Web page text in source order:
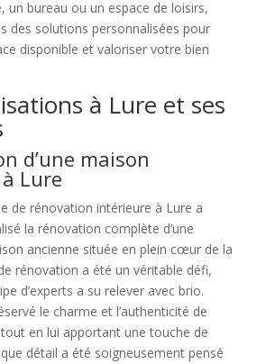
un bureau ou un espace de loisirs,
des solutions personnalisées pour
disponible et valoriser votre bien
à Lure et ses
d’une maison
Lure
de rénovation intérieure à Lure a
la rénovation complète d’une
ancienne située en plein cœur de la
rénovation a été un véritable défi,
d’experts a su relever avec brio.
le charme et l’authenticité de
en lui apportant une touche de
détail a été soigneusement pensé